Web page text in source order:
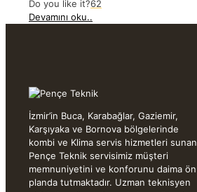
Do you like it?62
Devamını oku..
İzmir’in Buca, Karabağlar, Gaziemir,
Karşıyaka ve Bornova bölgelerinde
kombi ve Klima servis hizmetleri sunan
Pençe Teknik servisimiz müşteri
memnuniyetini ve konforunu daima ön
planda tutmaktadır. Uzman teknisyen